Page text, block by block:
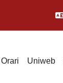
Orari Uniweb